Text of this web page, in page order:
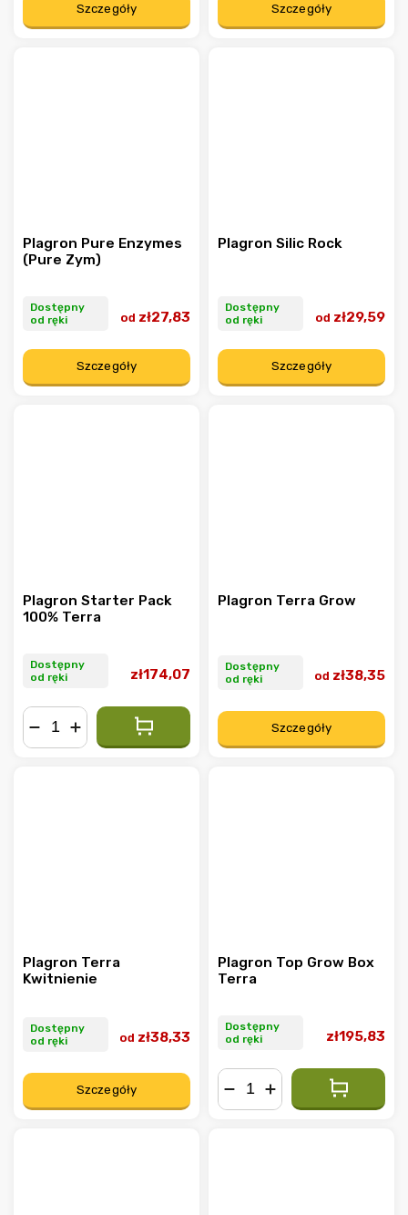
Szczegóły Szczegóły
Plagron Pure Enzymes
(Pure Zym)
Dostępny
od ręki
od zł27,83
Szczegóły
Plagron Silic Rock
Dostępny
od ręki
od zł29,59
Szczegóły
Plagron Starter Pack
100% Terra
Dostępny
od ręki
zł174,07
Plagron Terra Grow
Dostępny
od ręki
od zł38,35
Szczegóły
Plagron Terra
Kwitnienie
Dostępny
od ręki
od zł38,33
Szczegóły
Plagron Top Grow Box
Terra
Dostępny
od ręki
zł195,83